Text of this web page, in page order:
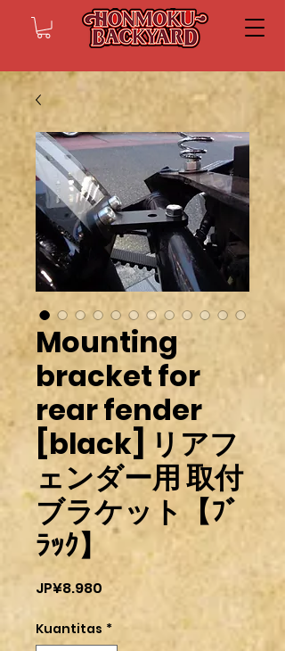
Mounting
bracket for
rear fender
[black] リアフ
ェンダー用 取付
ブラケット【ﾌﾞ
ﾗｯｸ】
JP¥8.980 Harga
Kuantitas *